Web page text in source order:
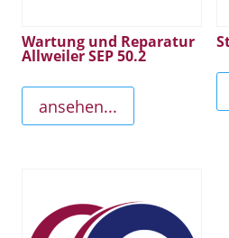
Wartung und Reparatur
Allweiler SEP 50.2
ansehen...